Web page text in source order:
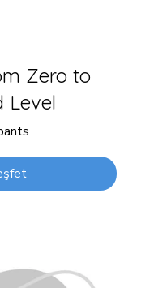
Zero to
Level